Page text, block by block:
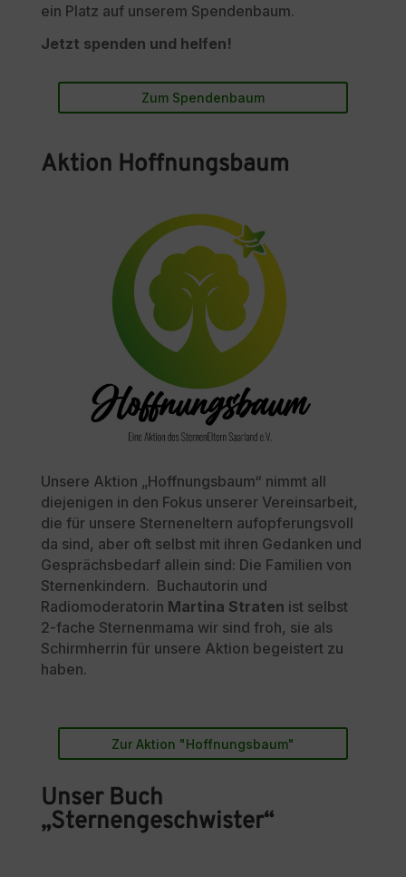
ein Platz auf unserem Spendenbaum.
Jetzt spenden und helfen!
Zum Spendenbaum
Aktion Hoffnungsbaum
Unsere Aktion „Hoffnungsbaum“ nimmt all
diejenigen in den Fokus unserer Vereinsarbeit,
die für unsere Sterneneltern aufopferungsvoll
da sind, aber oft selbst mit ihren Gedanken und
Gesprächsbedarf allein sind: Die Familien von
Sternenkindern. Buchautorin und
Radiomoderatorin Martina Straten ist selbst
2-fache Sternenmama wir sind froh, sie als
Schirmherrin für unsere Aktion begeistert zu
haben.
Zur Aktion "Hoffnungsbaum"
Unser Buch
„Sternengeschwister“